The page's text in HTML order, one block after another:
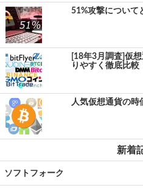
51%攻撃について
[18年3月調査]仮
りやすく徹底比較
人気仮想通貨の時
新着
ソフトフォーク